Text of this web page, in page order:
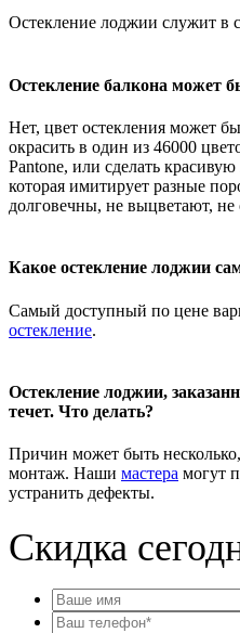
Остекление лоджии служит в
Остекление балкона может
Нет, цвет остекления может
окрасить в один из 46000
Pantone, или сделать
которая имитирует разные
долговечны, не выцветают, не
Какое остекление лоджии
Самый доступный по цене
остекление.
Остекление лоджии,
течет. Что делать?
Причин может быть
монтаж. Наши мастера могут
устранить дефекты.
Скидка